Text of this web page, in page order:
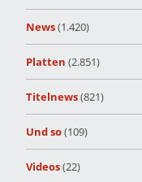
News(1.420)
Platten (2.851)
Titelnews(821)
Und so(109)
Videos(22)